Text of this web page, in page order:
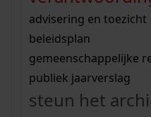
bouwvergunningen
vergunningen
beeld en geluid
uitleg nodig?
Wij helpen u op weg
bekijk alle zoektips
Wij helpen u op weg
bekijk alle zoektips
bekijk ons
advisering en toezicht
beleidsplan
gemeenschappelijke
publiek jaarverslag
steun het
Mijn Studiezaal (inloggen)